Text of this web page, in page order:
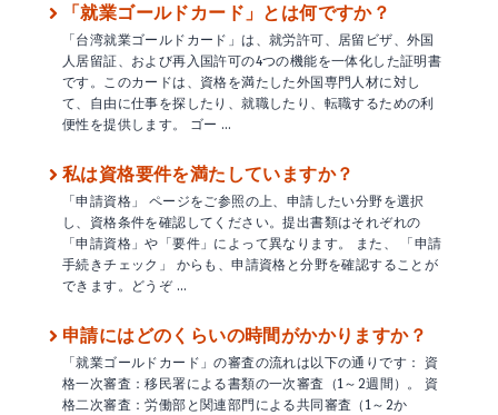
「就業ゴールドカード」とは何ですか？
「台湾就業ゴールドカード」は、就労許可、居留ビザ、外国
人居留証、および再入国許可の4つの機能を一体化した証明書
です。このカードは、資格を満たした外国専門人材に対し
て、自由に仕事を探したり、就職したり、転職するための利
便性を提供します。 ゴー …
私は資格要件を満たしていますか？
「申請資格」 ページをご参照の上、申請したい分野を選択
し、資格条件を確認してください。提出書類はそれぞれの
「申請資格」や「要件」によって異なります。 また、 「申請
手続きチェック」 からも、申請資格と分野を確認することが
できます。どうぞ …
申請にはどのくらいの時間がかかりますか？
「就業ゴールドカード」の審査の流れは以下の通りです： 資
格一次審査：移民署による書類の一次審査（1～2週間）。 資
格二次審査：労働部と関連部門による共同審査（1～2か